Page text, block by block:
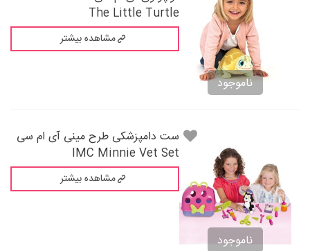
ناموجود
The Little Turtle
مشاهده بیشتر
ناموجود
ست دامپزشکی طرح مینی آی ام سی
IMC Minnie Vet Set
مشاهده بیشتر